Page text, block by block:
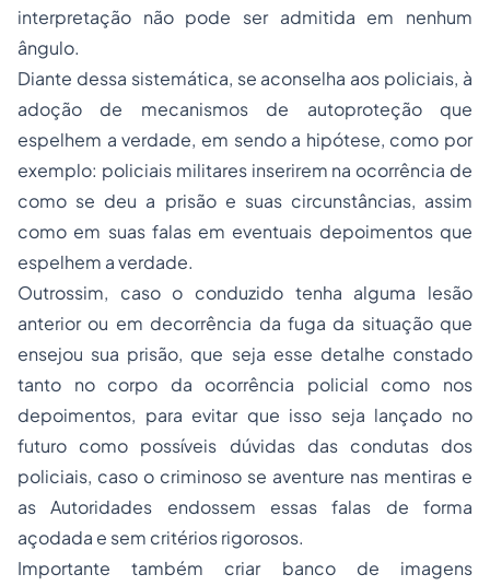
interpretação não pode ser admitida em nenhum
ângulo.
Diante dessa sistemática, se aconselha aos policiais, à
adoção de mecanismos de autoproteção que
espelhem a verdade, em sendo a hipótese, como por
exemplo: policiais militares inserirem na ocorrência de
como se deu a prisão e suas circunstâncias, assim
como em suas falas em eventuais depoimentos que
espelhem a verdade.
Outrossim, caso o conduzido tenha alguma lesão
anterior ou em decorrência da fuga da situação que
ensejou sua prisão, que seja esse detalhe constado
tanto no corpo da ocorrência policial como nos
depoimentos, para evitar que isso seja lançado no
futuro como possíveis dúvidas das condutas dos
policiais, caso o criminoso se aventure nas mentiras e
as Autoridades endossem essas falas de forma
açodada e sem critérios rigorosos.
Importante também criar banco de imagens